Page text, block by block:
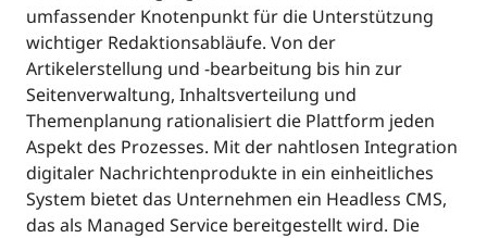
umfassender Knotenpunkt für die Unterstützung
wichtiger Redaktionsabläufe. Von der
Artikelerstellung und -bearbeitung bis hin zur
Seitenverwaltung, Inhaltsverteilung und
Themenplanung rationalisiert die Plattform jeden
Aspekt des Prozesses. Mit der nahtlosen Integration
digitaler Nachrichtenprodukte in ein einheitliches
System bietet das Unternehmen ein Headless CMS,
das als Managed Service bereitgestellt wird. Die